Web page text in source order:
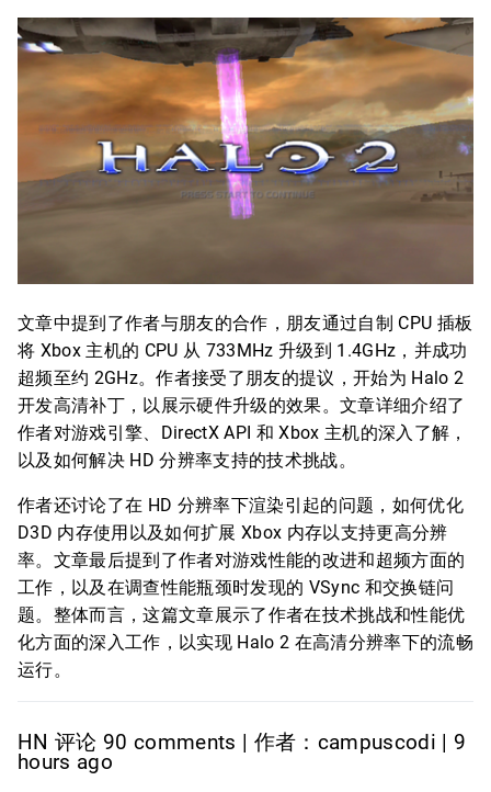
文章中提到了作者与朋友的合作，朋友通过自制 CPU 插板
将 Xbox 主机的 CPU 从 733MHz 升级到 1.4GHz，并成功
超频至约 2GHz。作者接受了朋友的提议，开始为 Halo 2
开发高清补丁，以展示硬件升级的效果。文章详细介绍了
作者对游戏引擎、DirectX API 和 Xbox 主机的深入了解，
以及如何解决 HD 分辨率支持的技术挑战。
作者还讨论了在 HD 分辨率下渲染引起的问题，如何优化
D3D 内存使用以及如何扩展 Xbox 内存以支持更高分辨
率。文章最后提到了作者对游戏性能的改进和超频方面的
工作，以及在调查性能瓶颈时发现的 VSync 和交换链问
题。整体而言，这篇文章展示了作者在技术挑战和性能优
化方面的深入工作，以实现 Halo 2 在高清分辨率下的流畅
运行。
HN 评论 90 comments | 作者：campuscodi | 9
hours ago